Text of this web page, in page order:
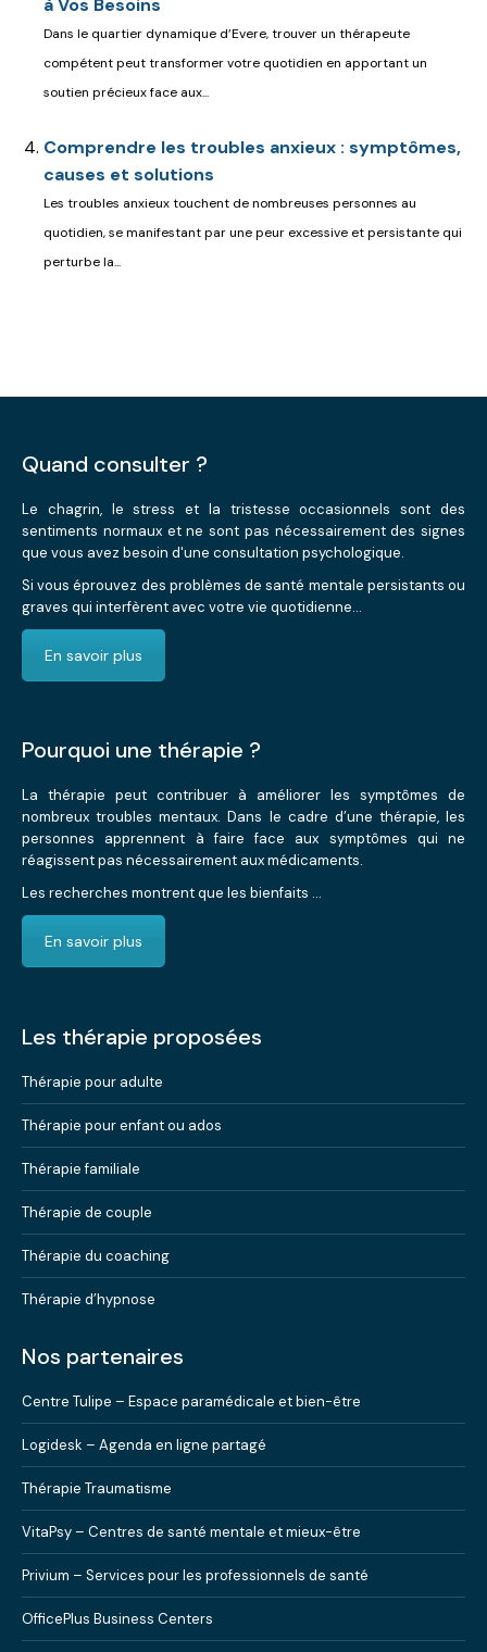
Dans le quartier dynamique d’Evere, trouver un thérapeute
compétent peut transformer votre quotidien en apportant un
soutien précieux face aux...
Comprendre les troubles anxieux : symptômes,
causes et solutions
Les troubles anxieux touchent de nombreuses personnes au
quotidien, se manifestant par une peur excessive et persistante qui
perturbe la...
Quand consulter ?
Le chagrin, le stress et la tristesse occasionnels sont des
sentiments normaux et ne sont pas nécessairement des signes
que vous avez besoin d'une consultation psychologique.
Si vous éprouvez des problèmes de santé mentale persistants ou
graves qui interfèrent avec votre vie quotidienne...
En savoir plus
Pourquoi une thérapie ?
La thérapie peut contribuer à améliorer les symptômes de
nombreux troubles mentaux. Dans le cadre d’une thérapie, les
personnes apprennent à faire face aux symptômes qui ne
réagissent pas nécessairement aux médicaments.
Les recherches montrent que les bienfaits …
En savoir plus
Les thérapie proposées
Thérapie pour adulte
Thérapie pour enfant ou ados
Thérapie familiale
Thérapie de couple
Thérapie du coaching
Thérapie d’hypnose
Nos partenaires
Centre Tulipe – Espace paramédicale et bien-être
Logidesk – Agenda en ligne partagé
Thérapie Traumatisme
VitaPsy – Centres de santé mentale et mieux-être
Privium – Services pour les professionnels de santé
OfficePlus Business Centers